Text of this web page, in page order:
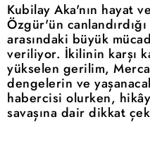
Kubilay Aka'nın hayat
Özgür'ün
arasındaki büyük
veriliyor. İkilinin karşı
yükselen gerilim,
dengelerin ve
habercisi olurken,
savaşına dair dikkat